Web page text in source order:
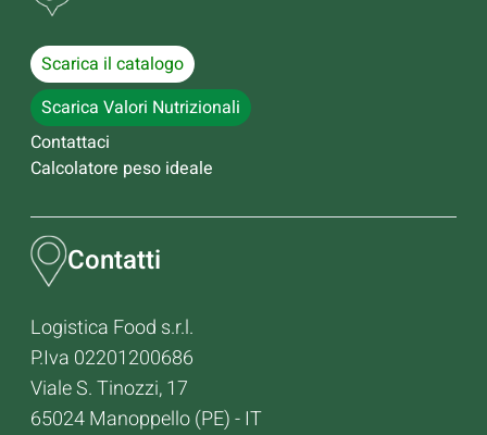
Scarica il catalogo
Scarica Valori Nutrizionali
Contattaci
Calcolatore peso ideale
Contatti
Logistica Food s.r.l.
P.Iva 02201200686
Viale S. Tinozzi, 17
65024 Manoppello (PE) - IT